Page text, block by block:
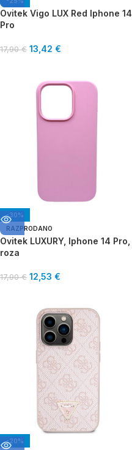
Ovitek Vigo LUX Red Iphone 14
Pro
17,90€ 13,42 €
-30%
RAZPRODANO
Ovitek LUXURY, Iphone 14 Pro,
roza
17,90€ 12,53 €
-20%